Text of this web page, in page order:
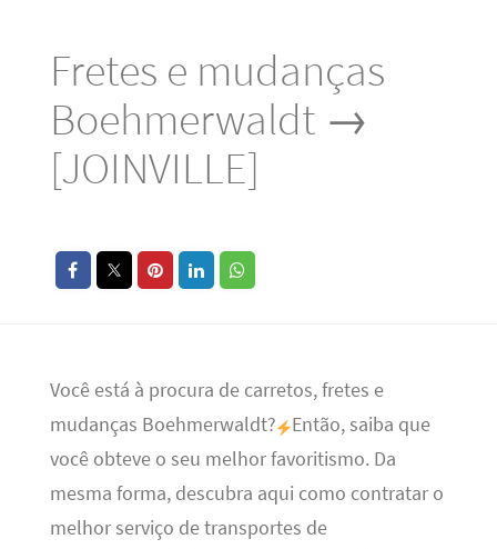
Fretes e mudanças
Boehmerwaldt →
[JOINVILLE]
Você está à procura de carretos, fretes e
mudanças Boehmerwaldt?
Então, saiba que
você obteve o seu melhor favoritismo. Da
mesma forma, descubra aqui como contratar o
melhor serviço de transportes de